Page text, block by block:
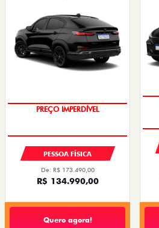
PREÇO IMPERDÍVEL
PESSOA FÍSICA
De: R$ 173.490,00
R$ 134.990,00
Quero agora!